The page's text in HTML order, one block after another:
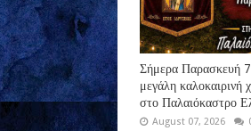
Σήμερα Παρασκευή
μεγάλη καλοκαιρινή
στο Παλαιόκαστρο
August 07, 2026